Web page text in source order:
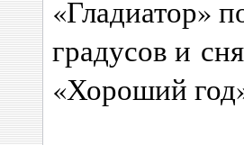
«Гладиатор»
градусов и
«Хороший